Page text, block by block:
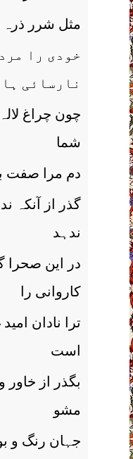
مثل شرر ذرہ
خودی را
نارسائی ہا
چون چراغ
شما
دم مرا صفت
گذر از آنکہ
ندہد
در این صحرا
کاروانی را
ترا نادان
است
بگذر از
مشو
جہان رنگ و